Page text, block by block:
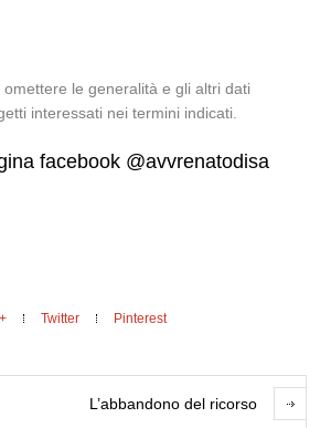
le generalità e gli altri dati
interessati nei termini indicati.
facebook @avvrenatodisa
Twitter Pinterest
L’abbandono del ricorso